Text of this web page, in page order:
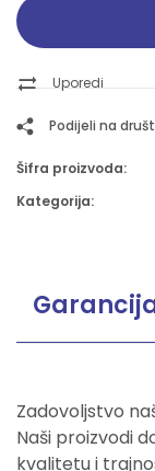
Uporedi
Podijeli na
Šifra proizvoda:
Kategorija:
Zadovoljstvo
Naši proizvodi
kvalitetu i